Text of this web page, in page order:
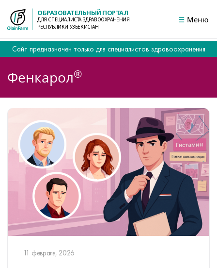
ОБРАЗОВАТЕЛЬНЫЙ ПОРТАЛ
ДЛЯ СПЕЦИАЛИСТА ЗДРАВООХРАНЕНИЯ
РЕСПУБЛИКИ УЗБЕКИСТАН
Меню
Сайт предназначен только для специалистов здравоохранения
Фенкарол®
11 февраля, 2026